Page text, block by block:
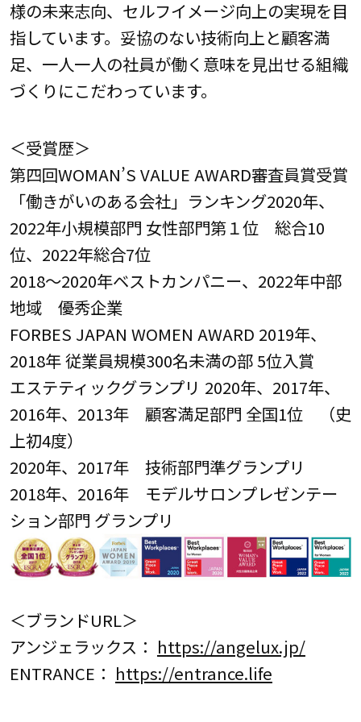
様の未来志向、セルフイメージ向上の実現を目
指しています。妥協のない技術向上と顧客満
足、一人一人の社員が働く意味を見出せる組織
づくりにこだわっています。
＜受賞歴＞
第四回WOMAN’S VALUE AWARD審査員賞受賞
「働きがいのある会社」ランキング2020年、
2022年小規模部門 女性部門第１位 総合10
位、2022年総合7位
2018～2020年ベストカンパニー、2022年中部
地域 優秀企業
FORBES JAPAN WOMEN AWARD 2019年、
2018年 従業員規模300名未満の部 5位入賞
エステティックグランプリ 2020年、2017年、
2016年、2013年 顧客満足部門 全国1位 （史
上初4度）
2020年、2017年 技術部門準グランプリ
2018年、2016年 モデルサロンプレゼンテー
ション部門 グランプリ
＜ブランドURL＞
アンジェラックス： https://angelux.jp/
ENTRANCE： https://entrance.life